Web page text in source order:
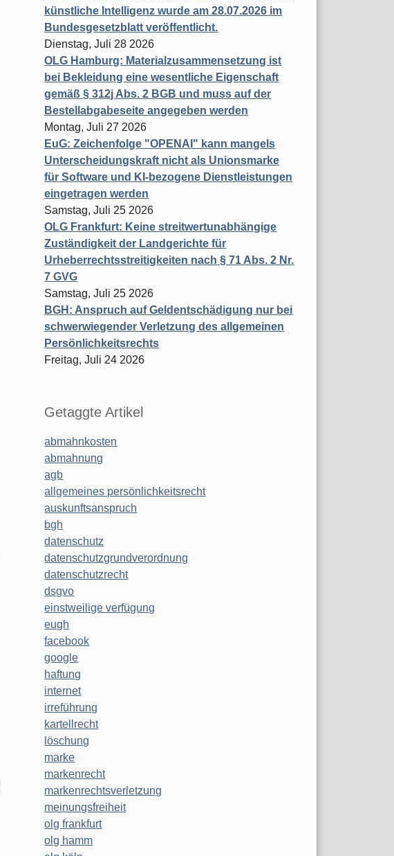
künstliche Intelligenz wurde am 28.07.2026 im
Bundesgesetzblatt veröffentlicht.
Dienstag, Juli 28 2026
OLG Hamburg: Materialzusammensetzung ist
bei Bekleidung eine wesentliche Eigenschaft
gemäß § 312j Abs. 2 BGB und muss auf der
Bestellabgabeseite angegeben werden
Montag, Juli 27 2026
EuG: Zeichenfolge "OPENAI" kann mangels
Unterscheidungskraft nicht als Unionsmarke
für Software und KI-bezogene Dienstleistungen
eingetragen werden
Samstag, Juli 25 2026
OLG Frankfurt: Keine streitwertunabhängige
Zuständigkeit der Landgerichte für
Urheberrechtsstreitigkeiten nach § 71 Abs. 2 Nr.
7 GVG
Samstag, Juli 25 2026
BGH: Anspruch auf Geldentschädigung nur bei
schwerwiegender Verletzung des allgemeinen
Persönlichkeitsrechts
Freitag, Juli 24 2026
Getaggte Artikel
abmahnkosten
abmahnung
agb
allgemeines persönlichkeitsrecht
auskunftsanspruch
bgh
datenschutz
datenschutzgrundverordnung
datenschutzrecht
dsgvo
einstweilige verfügung
eugh
facebook
google
haftung
internet
irreführung
kartellrecht
löschung
marke
markenrecht
markenrechtsverletzung
meinungsfreiheit
olg frankfurt
olg hamm